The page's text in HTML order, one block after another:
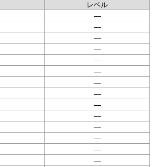
レベル
—
—
—
—
—
—
—
—
—
—
—
—
—
—